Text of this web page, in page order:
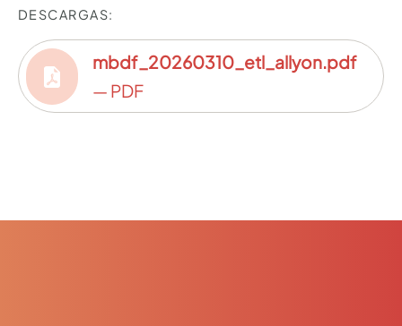
DESCARGAS:
mbdf_20260310_etl_allyon.pdf
— PDF